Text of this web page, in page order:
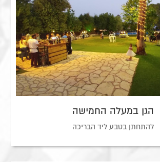
הגן במעלה החמישה
להתחתן בטבע ליד הבריכה